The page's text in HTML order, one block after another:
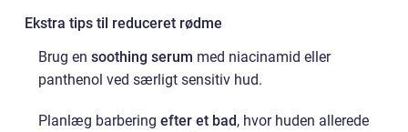
Ekstra tips til reduceret rødme
Brug en soothing serum med niacinamid eller
panthenol ved særligt sensitiv hud.
Planlæg barbering efter et bad, hvor huden allerede